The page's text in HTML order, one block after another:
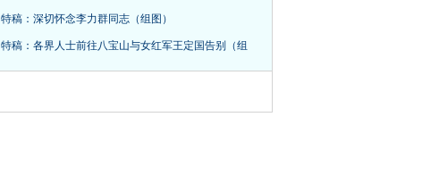
特稿：深切怀念李力群同志（组图）
特稿：各界人士前往八宝山与女红军王定国告别（组